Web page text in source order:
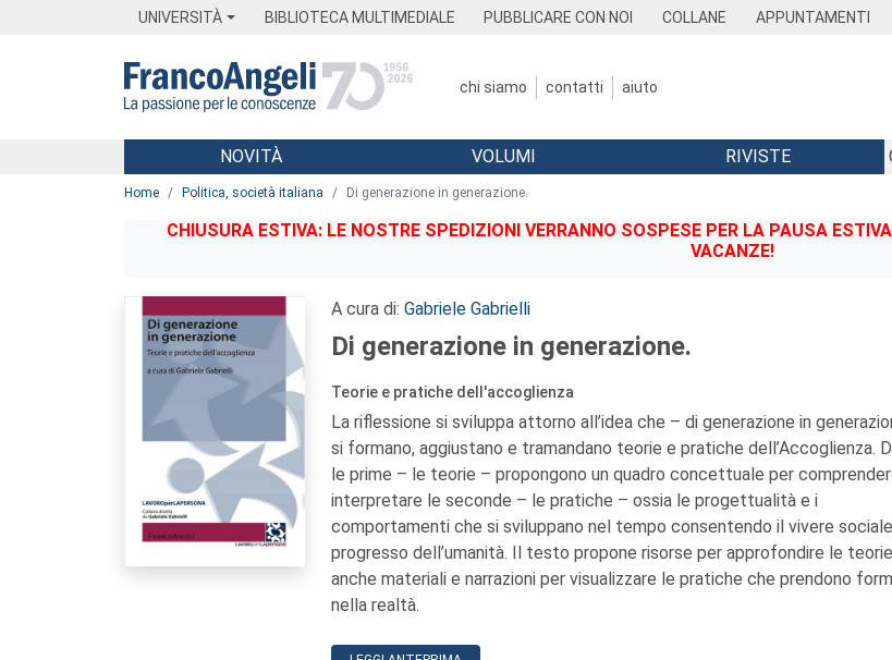
UNIVERSITÀ BIBLIOTECA MULTIMEDIALE PUBBLICARE CON NOI COLLANE APPUNTAMENTI
chi siamo contatti aiuto
Menu
NOVITÀ VOLUMI RIVISTE
Home Politica, società italiana Di generazione in generazione.
CHIUSURA ESTIVA: LE NOSTRE SPEDIZIONI VERRANNO SOSPESE PER LA PAUSA
VACANZE!
A cura di: Gabriele Gabrielli
Di generazione in generazione.
Teorie e pratiche dell'accoglienza
La riflessione si sviluppa attorno all’idea che – di generazione in
si formano, aggiustano e tramandano teorie e pratiche dell’Accoglienza.
le prime – le teorie – propongono un quadro concettuale per
interpretare le seconde – le pratiche – ossia le progettualità e i
comportamenti che si sviluppano nel tempo consentendo il vivere
progresso dell’umanità. Il testo propone risorse per approfondire le
anche materiali e narrazioni per visualizzare le pratiche che prendono
nella realtà.